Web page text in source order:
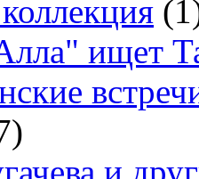
ищет
и